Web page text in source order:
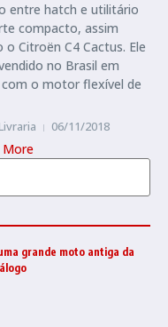
entre hatch e utilitário
compacto, assim
o Citroën C4 Cactus. Ele
no Brasil em
com o motor flexível de
06/11/2018
More
grande moto antiga da